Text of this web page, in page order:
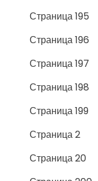
Страница 195
Страница 196
Страница 197
Страница 198
Страница 199
Страница 2
Страница 20